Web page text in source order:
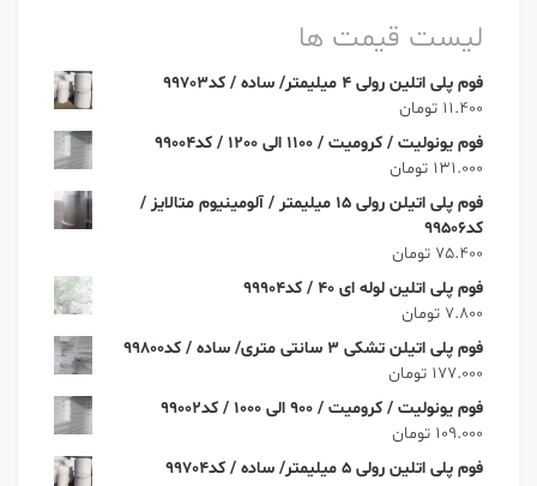
لیست قیمت ها
فوم پلی اتلین رولی 4 میلیمتر/ ساده / کد99703
11.400 تومان
فوم یونولیت / کرومیت / 1100 الی 1200 / کد99004
131.000 تومان
فوم پلی اتیلن رولی 15 میلیمتر / آلومینیوم متالایز /
کد99506
75.400 تومان
فوم پلی اتلین لوله ای 40 / کد99904
7.800 تومان
فوم پلی اتیلن تشکی 3 سانتی متری/ ساده / کد99800
177.000 تومان
فوم یونولیت / کرومیت / 900 الی 1000 / کد99002
109.000 تومان
فوم پلی اتلین رولی 5 میلیمتر/ ساده / کد99704